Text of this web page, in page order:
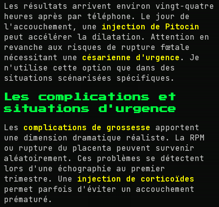
Les résultats arrivent environ vingt-quatre
heures après par téléphone. Le jour de
l'accouchement, une injection de Pitocin
peut accélérer la dilatation. Attention en
revanche aux risques de rupture fœtale
nécessitant une césarienne d'urgence . Je
n'utilise cette option que dans des
situations scénarisées spécifiques.
Les complications et
situations d'urgence
Les complications de grossesse apportent
une dimension dramatique réaliste. La RPM
ou rupture du placenta peuvent survenir
aléatoirement. Ces problèmes se détectent
lors d'une échographie au premier
trimestre. Une injection de corticoïdes
permet parfois d'éviter un accouchement
prématuré.